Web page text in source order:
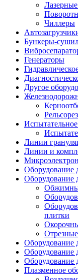
Чиллеры
Бункеры-
Генераторы
Другое
Линии
Линии и
Оборудование
Оборудование
плитки
Оборудование
Оборудование
Оборудование
Плазменное